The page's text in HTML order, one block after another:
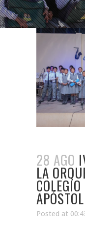
28 AGO
LA
APÓSTOL
Posted at